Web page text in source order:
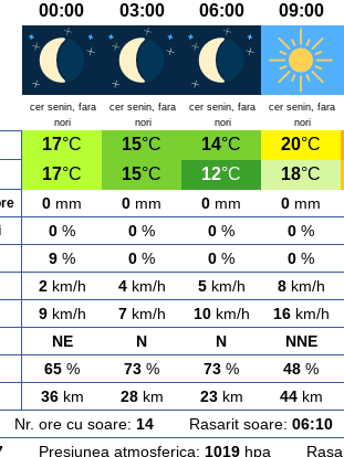
00:00 03:00 06:00 09:00
cer senin, fara
nori
cer senin, fara
nori
cer senin, fara
nori
cer senin, fara
nori
17°C 15°C 14°C 20°C
17°C 15°C 12°C 18°C
0 mm 0 mm 0 mm 0 mm
0 % 0 % 0 % 0 %
9 % 0 % 0 % 0 %
2km/h 4km/h 5km/h 8km/h
9km/h 7km/h 10km/h 16km/h
NE N N NNE
65 % 73 % 73 % 48 %
36km 28km 23km 44km
Nr. ore cu soare: 14Rasarit soare: 06:10
Presiunea atmosferica: 1019hpa